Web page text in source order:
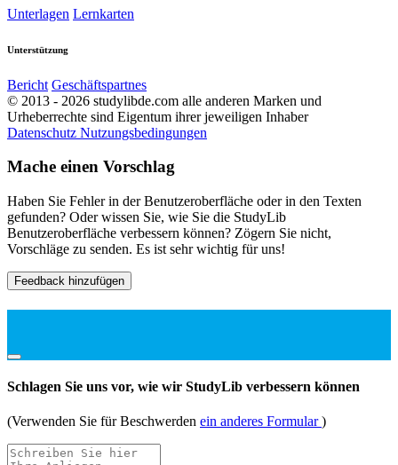
Unterlagen Lernkarten
Unterstützung
Bericht Geschäftspartnes
© 2013 - 2026 studylibde.com alle anderen Marken und
Urheberrechte sind Eigentum ihrer jeweiligen Inhaber
Datenschutz Nutzungsbedingungen
Mache einen Vorschlag
Haben Sie Fehler in der Benutzeroberfläche oder in den Texten
gefunden? Oder wissen Sie, wie Sie die StudyLib
Benutzeroberfläche verbessern können? Zögern Sie nicht,
Vorschläge zu senden. Es ist sehr wichtig für uns!
Feedback hinzufügen
Schlagen Sie uns vor, wie wir StudyLib verbessern können
(Verwenden Sie für Beschwerden ein anderes Formular)